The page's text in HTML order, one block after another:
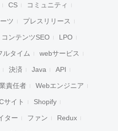
CS コミュニティ
ツ プレスリリース
コンテンツSEO LPO
ルタイム webサービス
決済 Java API
責任者 Webエンジニア
サイト Shopify
ター ファン Redux